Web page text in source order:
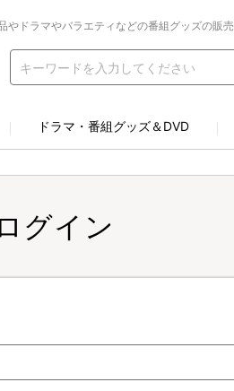
やドラマやバラエティなどの番組グッズの販売
ドラマ・番組グッズ＆DVD
ログイン